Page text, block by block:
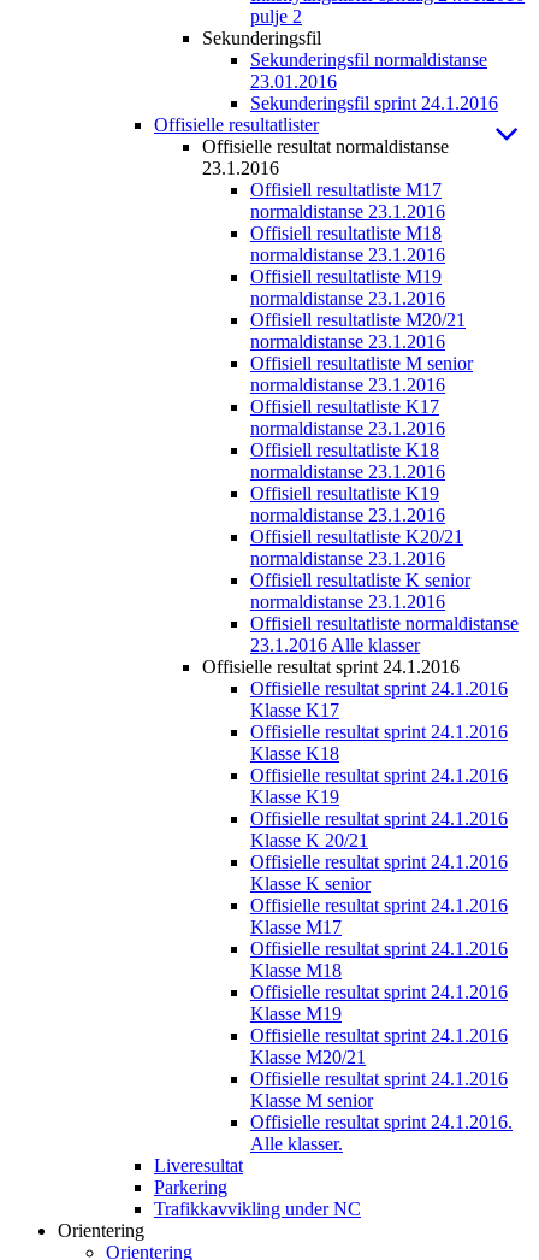
pulje 2
Sekunderingsfil
Sekunderingsfil normaldistanse
23.01.2016
Sekunderingsfil sprint 24.1.2016
Offisielle resultatlister
Offisielle resultat normaldistanse
23.1.2016
Offisiell resultatliste M17
normaldistanse 23.1.2016
Offisiell resultatliste M18
normaldistanse 23.1.2016
Offisiell resultatliste M19
normaldistanse 23.1.2016
Offisiell resultatliste M20/21
normaldistanse 23.1.2016
Offisiell resultatliste M senior
normaldistanse 23.1.2016
Offisiell resultatliste K17
normaldistanse 23.1.2016
Offisiell resultatliste K18
normaldistanse 23.1.2016
Offisiell resultatliste K19
normaldistanse 23.1.2016
Offisiell resultatliste K20/21
normaldistanse 23.1.2016
Offisiell resultatliste K senior
normaldistanse 23.1.2016
Offisiell resultatliste normaldistanse
23.1.2016 Alle klasser
Offisielle resultat sprint 24.1.2016
Offisielle resultat sprint 24.1.2016
Klasse K17
Offisielle resultat sprint 24.1.2016
Klasse K18
Offisielle resultat sprint 24.1.2016
Klasse K19
Offisielle resultat sprint 24.1.2016
Klasse K 20/21
Offisielle resultat sprint 24.1.2016
Klasse K senior
Offisielle resultat sprint 24.1.2016
Klasse M17
Offisielle resultat sprint 24.1.2016
Klasse M18
Offisielle resultat sprint 24.1.2016
Klasse M19
Offisielle resultat sprint 24.1.2016
Klasse M20/21
Offisielle resultat sprint 24.1.2016
Klasse M senior
Offisielle resultat sprint 24.1.2016.
Alle klasser.
Liveresultat
Parkering
Trafikkavvikling under NC
Orientering
Orientering